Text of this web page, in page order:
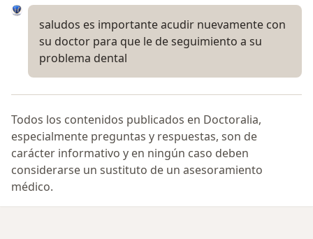
saludos es importante acudir nuevamente con
su doctor para que le de seguimiento a su
problema dental
Todos los contenidos publicados en Doctoralia,
especialmente preguntas y respuestas, son de
carácter informativo y en ningún caso deben
considerarse un sustituto de un asesoramiento
médico.